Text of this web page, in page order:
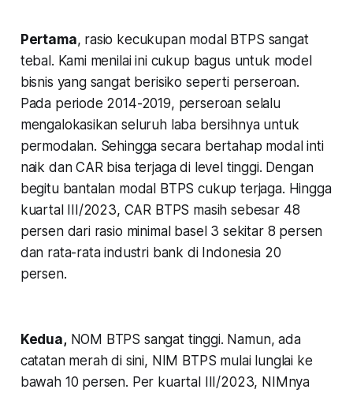
Pertama, rasio kecukupan modal BTPS sangat
tebal. Kami menilai ini cukup bagus untuk model
bisnis yang sangat berisiko seperti perseroan.
Pada periode 2014-2019, perseroan selalu
mengalokasikan seluruh laba bersihnya untuk
permodalan. Sehingga secara bertahap modal inti
naik dan CAR bisa terjaga di level tinggi. Dengan
begitu bantalan modal BTPS cukup terjaga. Hingga
kuartal III/2023, CAR BTPS masih sebesar 48
persen dari rasio minimal basel 3 sekitar 8 persen
dan rata-rata industri bank di Indonesia 20
persen.
Kedua,NOM BTPS sangat tinggi. Namun, ada
catatan merah di sini, NIM BTPS mulai lunglai ke
bawah 10 persen. Per kuartal III/2023, NIMnya